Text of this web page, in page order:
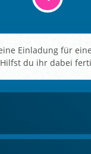
Einladung für
du ihr dabei